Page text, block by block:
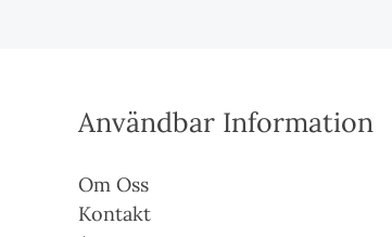
Användbar Information
Om Oss
Kontakt